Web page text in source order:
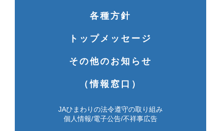
各種方針
トップメッセージ
その他のお知らせ
（情報窓口）
JAひまわりの法令遵守の取り組み
個人情報/電子公告/不祥事広告